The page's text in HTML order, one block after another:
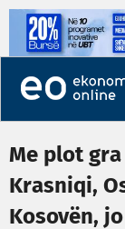
Me plot
Krasniqi,
Kosovën,